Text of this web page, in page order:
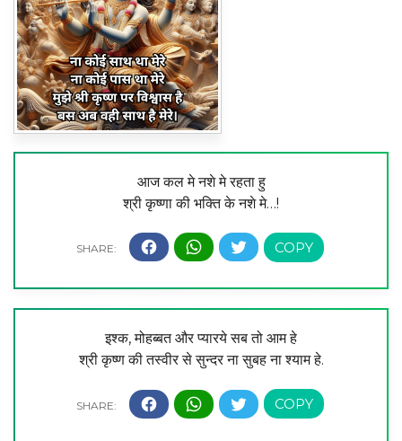
आज कल मे नशे मे रहता हु
श्री कृष्णा की भक्ति के नशे मे…!
इश्क, मोहब्बत और प्यारये सब तो आम हे
श्री कृष्ण की तस्वीर से सुन्दर ना सुबह ना श्याम हे.